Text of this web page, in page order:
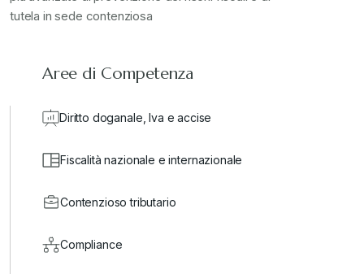
tutela in sede contenziosa
Aree di Competenza
Diritto doganale, Iva e accise
Fiscalità nazionale e internazionale
Contenzioso tributario
Compliance